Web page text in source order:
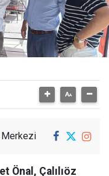
Merkezi
Önal, Çalılıöz